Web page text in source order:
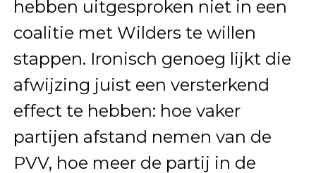
hebben uitgesproken niet in een
coalitie met Wilders te willen
stappen. Ironisch genoeg lijkt die
afwijzing juist een versterkend
effect te hebben: hoe vaker
partijen afstand nemen van de
PVV, hoe meer de partij in de